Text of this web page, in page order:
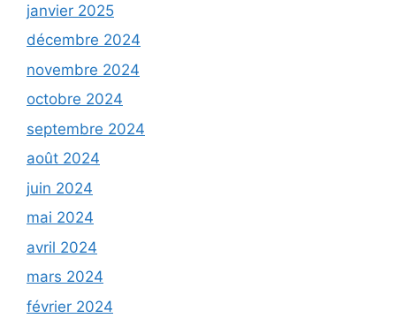
janvier 2025
décembre 2024
novembre 2024
octobre 2024
septembre 2024
août 2024
juin 2024
mai 2024
avril 2024
mars 2024
février 2024